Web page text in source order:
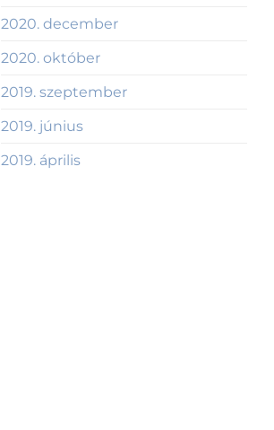
2020. december
2020. október
2019. szeptember
2019. június
2019. április